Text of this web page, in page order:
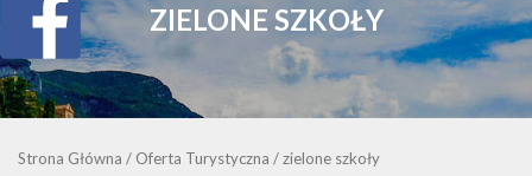
ZIELONE SZKOŁY
Strona Główna / Oferta Turystyczna /zielone szkoły